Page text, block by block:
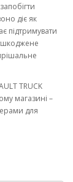
діє як
підтримувати
TRUCK
магазині –
для